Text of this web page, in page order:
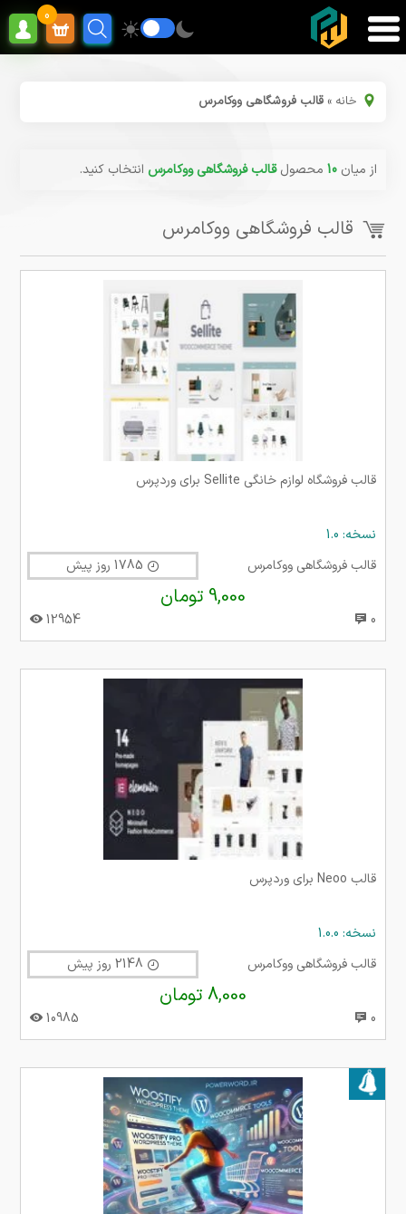
0
خانه »قالب فروشگاهی ووکامرس
از میان10 محصولقالب فروشگاهی ووکامرس انتخاب کنید.
قالب فروشگاهی ووکامرس
قالب فروشگاه لوازم خانگی Sellite برای وردپرس
نسخه: 1.0
قالب فروشگاهی ووکامرس
9,000 تومان
0
12954
قالب Neoo برای وردپرس
نسخه: 1.0.0
قالب فروشگاهی ووکامرس
8,000 تومان
0
10985
بروز شده در ۱۰ بهمن ۱۴۰۴